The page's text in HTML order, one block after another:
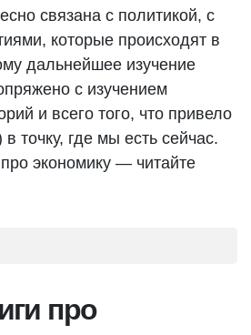
связана с политикой, с
которые происходят в
дальнейшее изучение
с изучением
и всего того, что привело
точку, где мы есть сейчас.
экономику — читайте
про